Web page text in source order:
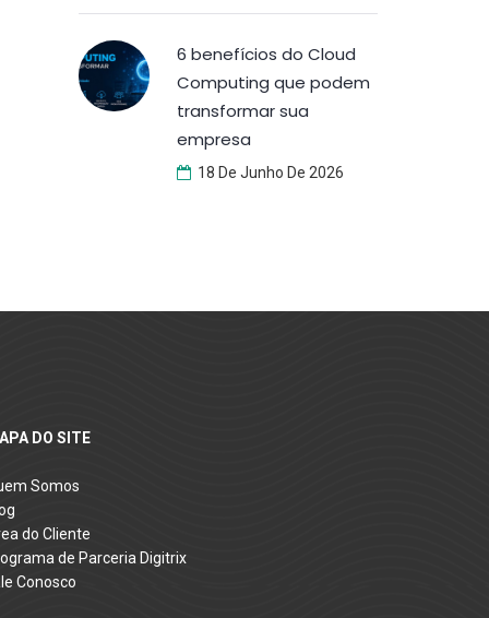
6 benefícios do Cloud
Computing que podem
transformar sua
empresa
18 De Junho De 2026
DO SITE
Somos
do Cliente
de Parceria Digitrix
Conosco